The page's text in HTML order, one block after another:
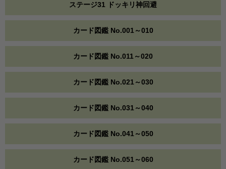
ステージ31 ドッキリ神回避
カード図鑑 No.001～010
カード図鑑 No.011～020
カード図鑑 No.021～030
カード図鑑 No.031～040
カード図鑑 No.041～050
カード図鑑 No.051～060